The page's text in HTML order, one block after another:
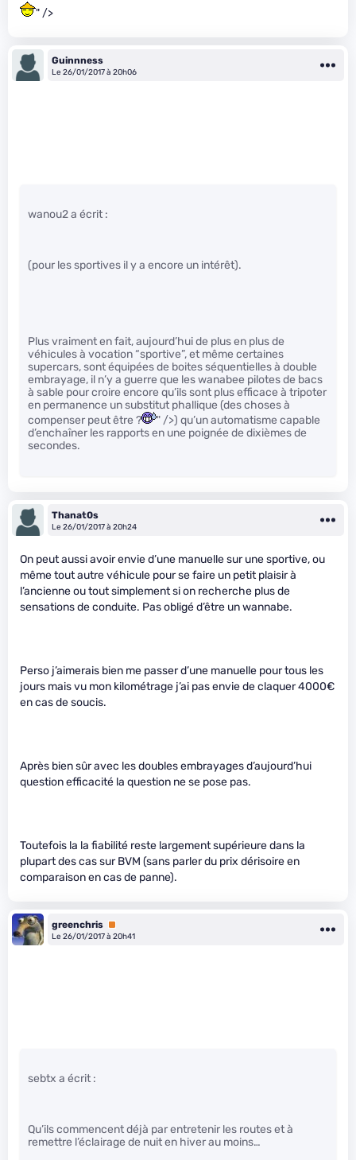
" />
Guinnness
Le 26/01/2017 à 20h06
wanou2 a écrit :
(pour les sportives il y a encore un intérêt).
Plus vraiment en fait, aujourd’hui de plus en plus de
véhicules à vocation “sportive”, et même certaines
supercars, sont équipées de boites séquentielles à double
embrayage, il n’y a guerre que les wanabee pilotes de bacs
à sable pour croire encore qu’ils sont plus efficace à tripoter
en permanence un substitut phallique (des choses à
compenser peut être ?
" />) qu’un automatisme capable
d’enchaîner les rapports en une poignée de dixièmes de
secondes.
Thanat0s
Le 26/01/2017 à 20h24
On peut aussi avoir envie d’une manuelle sur une sportive, ou
même tout autre véhicule pour se faire un petit plaisir à
l’ancienne ou tout simplement si on recherche plus de
sensations de conduite. Pas obligé d’être un wannabe.
Perso j’aimerais bien me passer d’une manuelle pour tous les
jours mais vu mon kilométrage j’ai pas envie de claquer 4000€
en cas de soucis.
Après bien sûr avec les doubles embrayages d’aujourd’hui
question efficacité la question ne se pose pas.
Toutefois la la fiabilité reste largement supérieure dans la
plupart des cas sur BVM (sans parler du prix dérisoire en
comparaison en cas de panne).
greenchris Premium
Le 26/01/2017 à 20h41
sebtx a écrit :
Qu’ils commencent déjà par entretenir les routes et à
remettre l’éclairage de nuit en hiver au moins…